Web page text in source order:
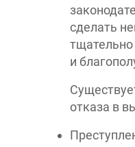
сделать
и
отказа в